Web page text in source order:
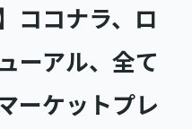
ココナラ、ロ
ーアル、全て
ーケットプレ